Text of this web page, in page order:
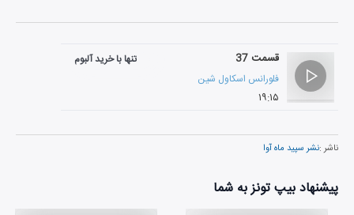
قسمت 37
فلورانس اسکاول شین
۱۹:۱۵
تنها با خرید آلبوم
ناشر :نشر سپید ماه آوا
پیشنهاد بیپ تونز به شما